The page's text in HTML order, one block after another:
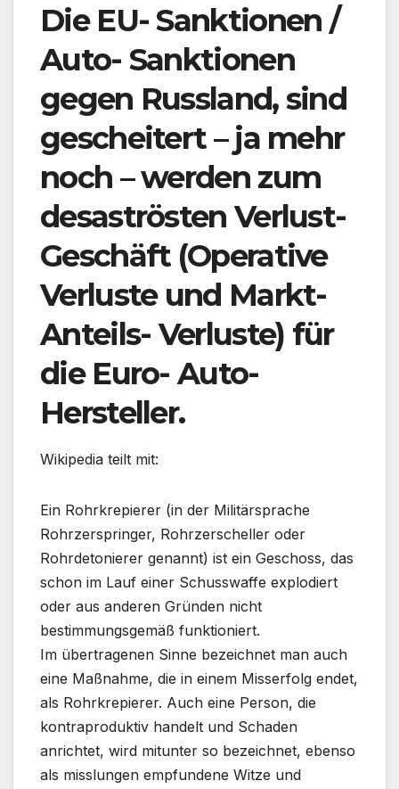
Die EU- Sanktionen /
Auto- Sanktionen
gegen Russland, sind
gescheitert – ja mehr
noch – werden zum
desaströsten Verlust-
Geschäft (Operative
Verluste und Markt-
Anteils- Verluste) für
die Euro- Auto-
Hersteller.
Wikipedia teilt mit:
Ein Rohrkrepierer (in der Militärsprache
Rohrzerspringer, Rohrzerscheller oder
Rohrdetonierer genannt) ist ein Geschoss, das
schon im Lauf einer Schusswaffe explodiert
oder aus anderen Gründen nicht
bestimmungsgemäß funktioniert.
Im übertragenen Sinne bezeichnet man auch
eine Maßnahme, die in einem Misserfolg endet,
als Rohrkrepierer. Auch eine Person, die
kontraproduktiv handelt und Schaden
anrichtet, wird mitunter so bezeichnet, ebenso
als misslungen empfundene Witze und